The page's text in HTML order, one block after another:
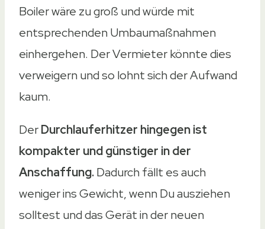
Boiler wäre zu groß und würde mit
entsprechenden Umbaumaßnahmen
einhergehen. Der Vermieter könnte dies
verweigern und so lohnt sich der Aufwand
kaum.
DerDurchlauferhitzer hingegen ist
kompakter und günstiger in der
Anschaffung.Dadurch fällt es auch
weniger ins Gewicht, wenn Du ausziehen
solltest und das Gerät in der neuen